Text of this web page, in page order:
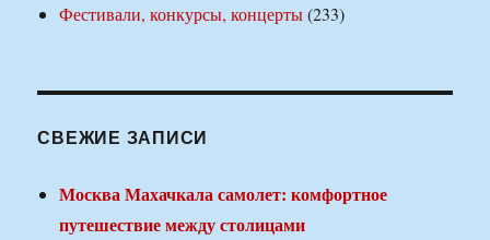
Фестивали, конкурсы, концерты(233)
СВЕЖИЕ ЗАПИСИ
Москва Махачкала самолет: комфортное
путешествие между столицами